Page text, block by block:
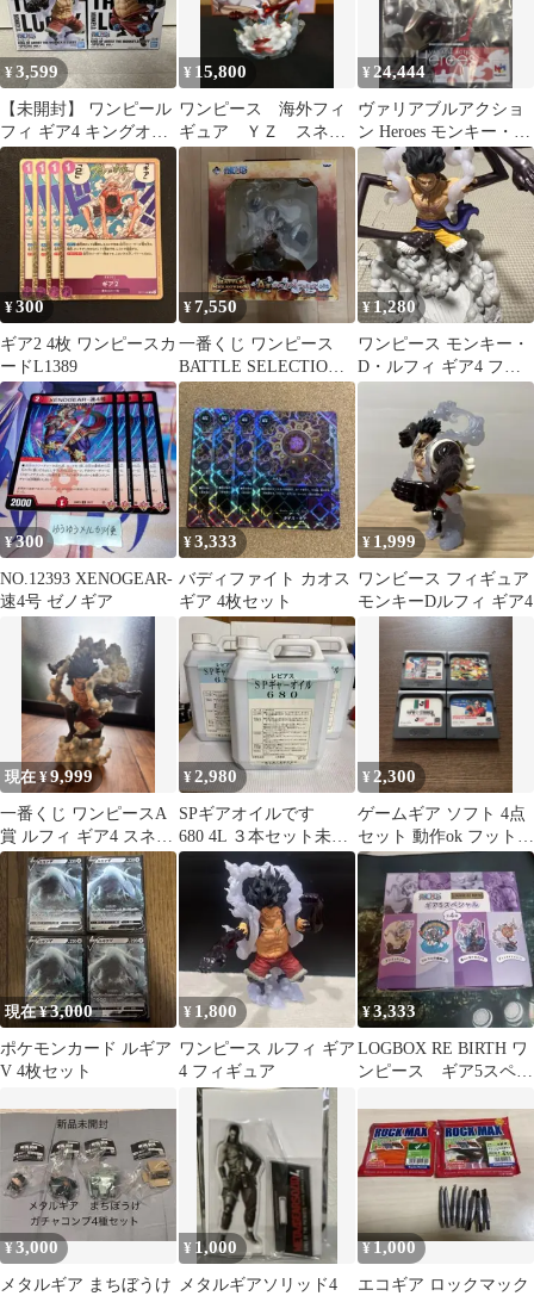
¥3,599
【未開封】 ワンピール
フィ ギア4 キングオブ
アーティスト フィギュ
¥ 15,800
ワンピース 海外フィ
ギュア ＹＺ スネイ
クマン ルフィ ギア
¥ 24,444
ヴァリアブルアクショ
ン Heroes モンキー・
D・ルフィ ギア4 バウ
ンドマン
¥300
ギア2 4枚 ワンピースカ
ードL1389
¥7,550
一番くじ ワンピース
BATTLE SELECTION
ルフィ ギア4
¥1,280
ワンピース モンキー・
D・ルフィ ギア4 フィ
ギュア
¥300
NO.12393 XENOGEAR-
速4号 ゼノギア
¥3,333
バディファイト カオス
ギア 4枚セット
¥ 1,999
ワンビース フィギュア
モンキーDルフィ ギア4
現在 ¥9,999
一番くじ ワンピースA
賞 ルフィ ギア4 スネイ
クマン フィギュア
¥2,980
SPギアオイルです
680 4L ３本セット未開
封
¥ 2,300
ゲームギア ソフト 4点
セット 動作ok フットボ
ール
現在 ¥3,000
ポケモンカード ルギア
V 4枚セット
¥ 1,800
ワンピース ルフィ ギア
4 フィギュア
¥3,333
LOGBOX RE BIRTH ワ
ンピース ギア5スペシ
¥3,000
メタルギア まちぼうけ
¥ 1,000
メタルギアソリッド4
¥1,000
エコギア ロックマック